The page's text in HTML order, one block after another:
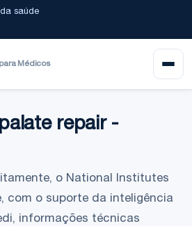
saúde
para Médicos
repair -
o National Institutes
com o suporte da inteligência
informações técnicas